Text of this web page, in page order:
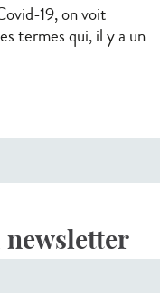
19, on voit
termes qui, il y a un
newsletter